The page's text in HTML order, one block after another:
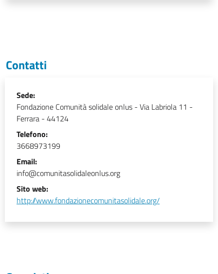
Contatti
Sede:
Fondazione Comunità solidale onlus - Via Labriola 11 -
Ferrara - 44124
Telefono:
3668973199
Email:
info@comunitasolidaleonlus.org
Sito web:
http://www.fondazionecomunitasolidale.org/